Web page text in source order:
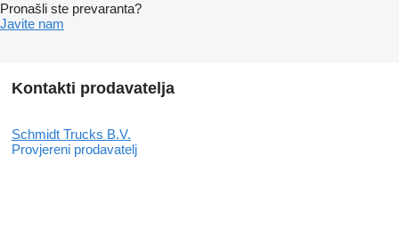
Pronašli ste prevaranta?
Javite nam
Kontakti prodavatelja
Schmidt Trucks B.V.
Provjereni prodavatelj